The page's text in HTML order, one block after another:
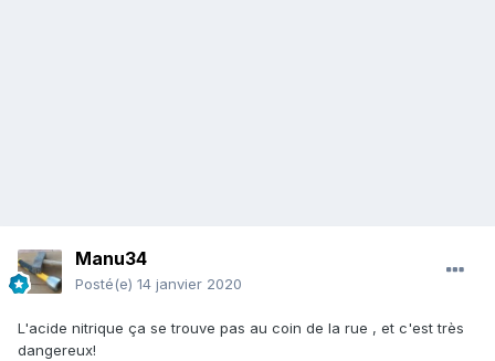
Manu34
Posté(e) 14 janvier 2020
L'acide nitrique ça se trouve pas au coin de la rue , et c'est très
dangereux!